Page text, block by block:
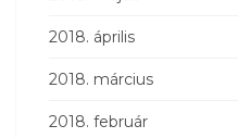
2018. április
2018. március
2018. február